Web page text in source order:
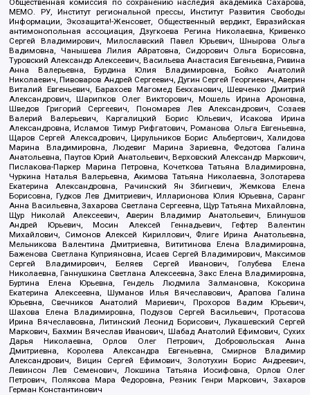
Общественная комиссия по сохранению наследия академика Сахарова,
МЕМО. РУ, Институт региональной прессы, Институт Развития Свободы
Информации, Экозащита!-Женсовет, Общественный вердикт, Евразийская
антимонопольная ассоциация, Дзугкоева Регина Николаевна, Кривенко
Сергей Владимирович, Милославский Павел Юрьевич, Шнырова Ольга
Вадимовна, Чанышева Лилия Айратовна, Сидорович Ольга Борисовна,
Туровский Александр Алексеевич, Васильева Анастасия Евгеньевна, Ривина
Анна Валерьевна, Бурдина Юлия Владимировна, Бойко Анатолий
Николаевич, Пивоваров Андрей Сергеевич, Дугин Сергей Георгиевич, Аверин
Виталий Евгеньевич, Барахоев Магомед Бекханович, Шевченко Дмитрий
Александрович, Шарипков Олег Викторович, Мошель Ирина Ароновна,
Шведов Григорий Сергеевич, Пономарев Лев Александрович, Созаев
Валерий Валерьевич, Каргалицкий Борис Юльевич, Исакова Ирина
Александровна, Исламов Тимур Рифгатович, Романова Ольга Евгеньевна,
Щаров Сергей Алексадрович, Цирульников Борис Альбертович, Халидова
Марина Владимировна, Людевиг Марина Зариевна, Федотова Галина
Анатольевна, Паутов Юрий Анатольевич, Верховский Александр Маркович,
Пислакова-Паркер Марина Петровна, Кочеткова Татьяна Владимировна,
Чуркина Наталья Валерьевна, Акимова Татьяна Николаевна, Золотарева
Екатерина Александровна, Рачинский Ян Збигневич, Жемкова Елена
Борисовна, Гудков Лев Дмитриевич, Илларионова Юлия Юрьевна, Саранг
Анна Васильевна, Захарова Светлана Сергеевна, Щур Татьяна Михайловна,
Щур Николай Алексеевич, Аверин Владимир Анатольевич, Блинушов
Андрей Юрьевич, Мосин Алексей Геннадьевич, Гефтер Валентин
Михайлович, Симонов Алексей Кириллович, Флиге Ирина Анатольевна,
Мельникова Валентина Дмитриевна, Вититинова Елена Владимировна,
Баженова Светлана Куприяновна, Исаев Сергей Владимирович, Максимов
Сергей Владимирович, Беляев Сергей Иванович, Голубева Елена
Николаевна, Ганнушкина Светлана Алексеевна, Закс Елена Владимировна,
Буртина Елена Юрьевна, Гендель Людмила Залмановна, Кокорина
Екатерина Алексеевна, Шуманов Илья Вячеславович, Арапова Галина
Юрьевна, Свечников Анатолий Мариевич, Прохоров Вадим Юрьевич,
Шахова Елена Владимировна, Подузов Сергей Васильевич, Протасова
Ирина Вячеславовна, Литинский Леонид Борисович, Лукашевский Сергей
Маркович, Бахмин Вячеслав Иванович, Шабад Анатолий Ефимович, Сухих
Дарья Николаевна, Орлов Олег Петрович, Добровольская Анна
Дмитриевна, Королева Александра Евгеньевна, Смирнов Владимир
Александрович, Вицин Сергей Ефимович, Золотухин Борис Андреевич,
Левинсон Лев Семенович, Локшина Татьяна Иосифовна, Орлов Олег
Петрович, Полякова Мара Федоровна, Резник Генри Маркович, Захаров
Герман Константинович